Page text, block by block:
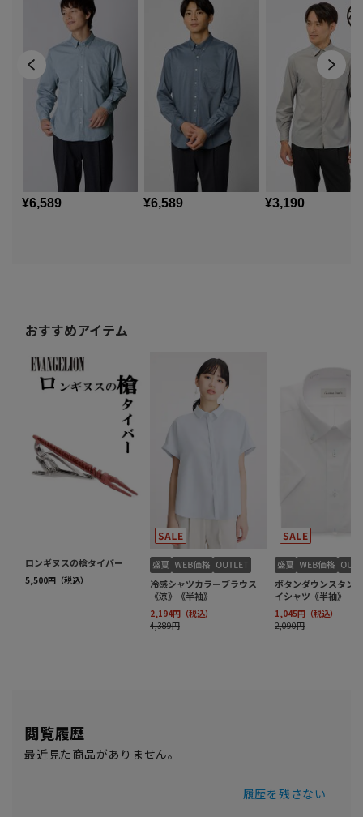
閲覧履歴
最近見た商品がありません。
履歴を残さない